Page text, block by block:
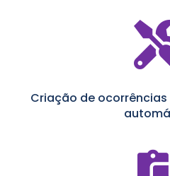
Criação de